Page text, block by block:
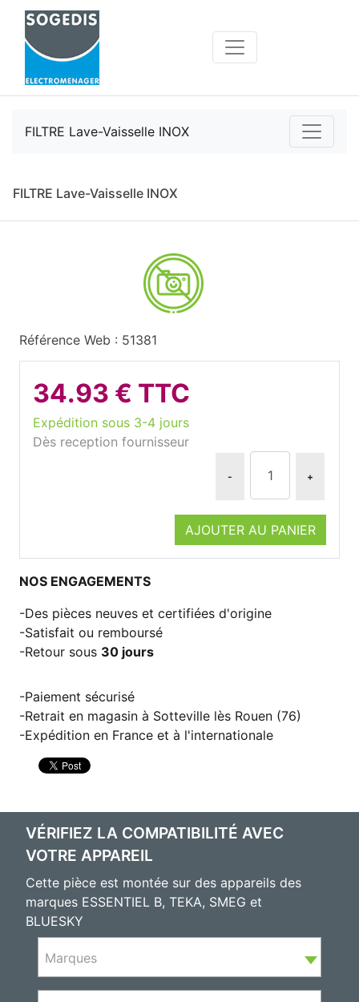
FILTRE Lave-Vaisselle INOX
FILTRE Lave-Vaisselle INOX
Référence Web : 51381
34.93 € TTC
Expédition sous 3-4 jours
Dès reception fournisseur
- +
AJOUTER AU PANIER
NOS ENGAGEMENTS
Des pièces neuves et certifiées d'origine
Satisfait ou remboursé
Retour sous 30 jours
Paiement sécurisé
Retrait en magasin à Sotteville lès Rouen (76)
Expédition en France et à l'internationale
VÉRIFIEZ LA COMPATIBILITÉ AVEC
VOTRE APPAREIL
Cette pièce est montée sur des appareils des
marques ESSENTIEL B, TEKA, SMEG et
BLUESKY
Marques